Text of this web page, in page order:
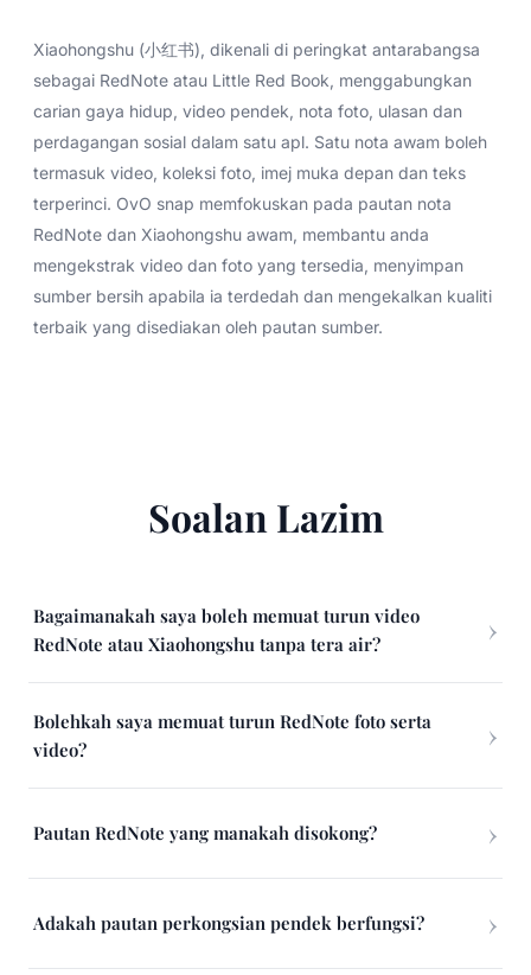
Xiaohongshu (小红书), dikenali di peringkat antarabangsa
sebagai RedNote atau Little Red Book, menggabungkan
carian gaya hidup, video pendek, nota foto, ulasan dan
perdagangan sosial dalam satu apl. Satu nota awam boleh
termasuk video, koleksi foto, imej muka depan dan teks
terperinci. OvO snap memfokuskan pada pautan nota
RedNote dan Xiaohongshu awam, membantu anda
mengekstrak video dan foto yang tersedia, menyimpan
sumber bersih apabila ia terdedah dan mengekalkan kualiti
terbaik yang disediakan oleh pautan sumber.
Soalan Lazim
Bagaimanakah saya boleh memuat turun video
RedNote atau Xiaohongshu tanpa tera air?
Bolehkah saya memuat turun RedNote foto serta
video?
Pautan RedNote yang manakah disokong?
Adakah pautan perkongsian pendek berfungsi?